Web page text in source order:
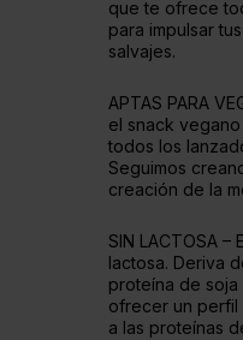
que te ofrece
para impulsar
salvajes.
APTAS PARA
el snack
todos los
Seguimos
creación de la
SIN LACTOSA –
lactosa. Deriva
proteína de
ofrecer un perfil
a las proteínas